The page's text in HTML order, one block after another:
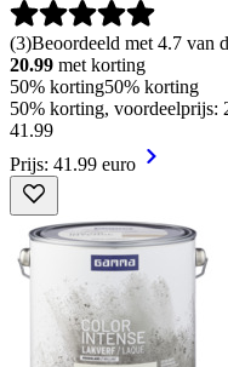
(3)Beoordeeld met 4.7 van
20.99 met korting
50% korting50% korting
50% korting, voordeelprijs:
41.99
Prijs: 41.99 euro